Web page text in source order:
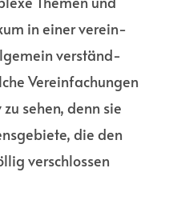
in einer verein­
verständ­
Verein­fachungen
sehen, denn sie
die den
verschlossen